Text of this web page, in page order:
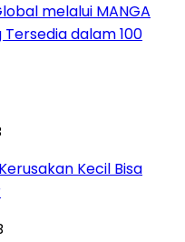
melalui MANGA
Tersedia dalam 100
Kecil Bisa